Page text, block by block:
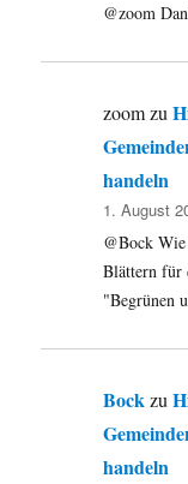
@zoom
zoomzu
handeln
1. August
@Bock
Blättern für
"Begrünen
Bockzu
handeln